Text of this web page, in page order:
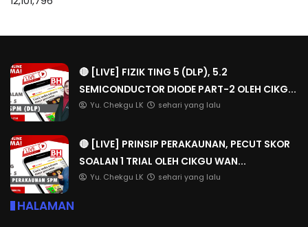
🔴 [LIVE] FIZIK TING 5 (DLP), 5.2
SEMICONDUCTOR DIODE PART-2 OLEH CIKG...
Yu. Chekgu LK sehari yang lalu
🔴 [LIVE] PRINSIP PERAKAUNAN, PECUT SKOR
SOALAN 1 TRIAL OLEH CIKGU WAN...
Yu. Chekgu LK sehari yang lalu
HALAMAN